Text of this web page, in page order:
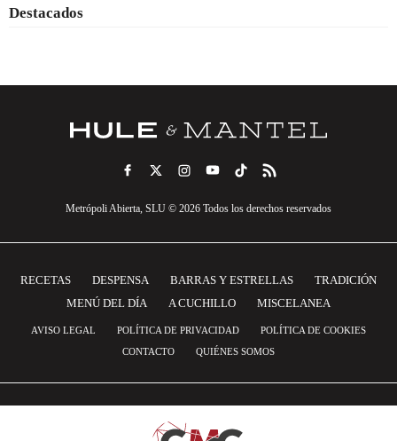
Destacados
Metrópoli Abierta, SLU © 2026 Todos los derechos reservados
RECETAS DESPENSA BARRAS Y ESTRELLAS
TRADICIÓN
MENÚ DEL DÍA
A CUCHILLO MISCELANEA
AVISO LEGAL POLÍTICA DE PRIVACIDAD
POLÍTICA DE COOKIES
CONTACTO
QUIÉNES SOMOS